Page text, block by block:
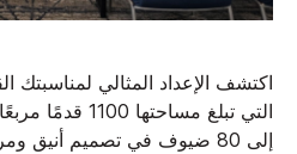
اكتشف الإعداد المثالي لمناسبتك
إلى 80 ضيوف في تصميم أنيق